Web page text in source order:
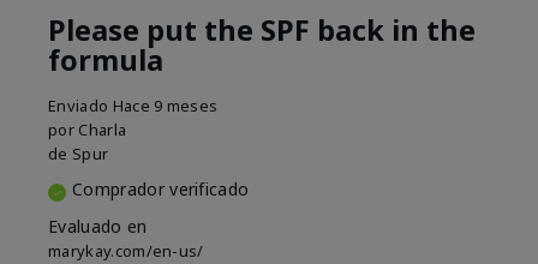
Please put the SPF back in the
formula
Enviado Hace 9 meses
por Charla
de Spur
Comprador verificado
Evaluado en
marykay.com/en-us/